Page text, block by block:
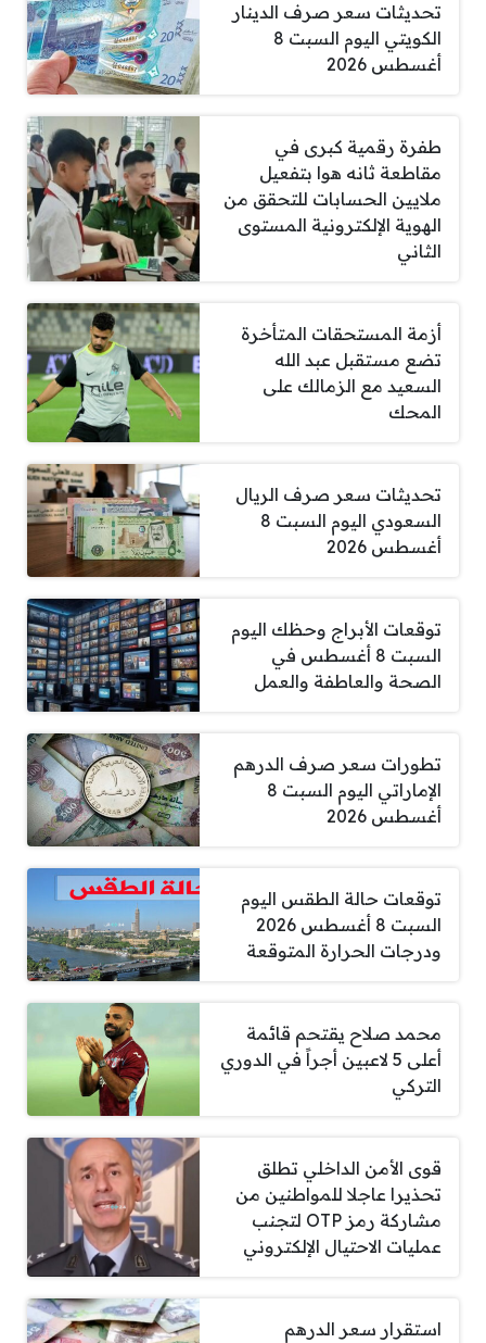
تحديثات سعر صرف الدينار
الكويتي اليوم السبت 8
أغسطس 2026
طفرة رقمية كبرى في
مقاطعة ثانه هوا بتفعيل
ملايين الحسابات للتحقق من
الهوية الإلكترونية المستوى
الثاني
أزمة المستحقات المتأخرة
تضع مستقبل عبد الله
السعيد مع الزمالك على
المحك
تحديثات سعر صرف الريال
السعودي اليوم السبت 8
أغسطس 2026
توقعات الأبراج وحظك اليوم
السبت 8 أغسطس في
الصحة والعاطفة والعمل
تطورات سعر صرف الدرهم
الإماراتي اليوم السبت 8
أغسطس 2026
توقعات حالة الطقس اليوم
السبت 8 أغسطس 2026
ودرجات الحرارة المتوقعة
محمد صلاح يقتحم قائمة
أعلى 5 لاعبين أجراً في الدوري
التركي
قوى الأمن الداخلي تطلق
تحذيرا عاجلا للمواطنين من
مشاركة رمز OTP لتجنب
عمليات الاحتيال الإلكتروني
استقرار سعر الدرهم